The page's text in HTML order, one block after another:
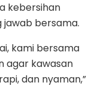
kebersihan
jawab bersama.
kami bersama
agar kawasan
dan nyaman,”